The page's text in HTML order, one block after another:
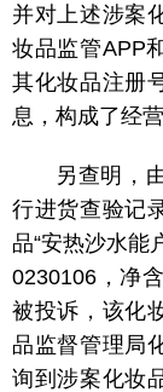
并对上述涉案
妆品监管APP
其化妆品注册
息，构成了经
另查明，
行进货查验记
品“安热沙水能
0230106，净
被投诉，该化
品监督管理局
询到涉案化妆